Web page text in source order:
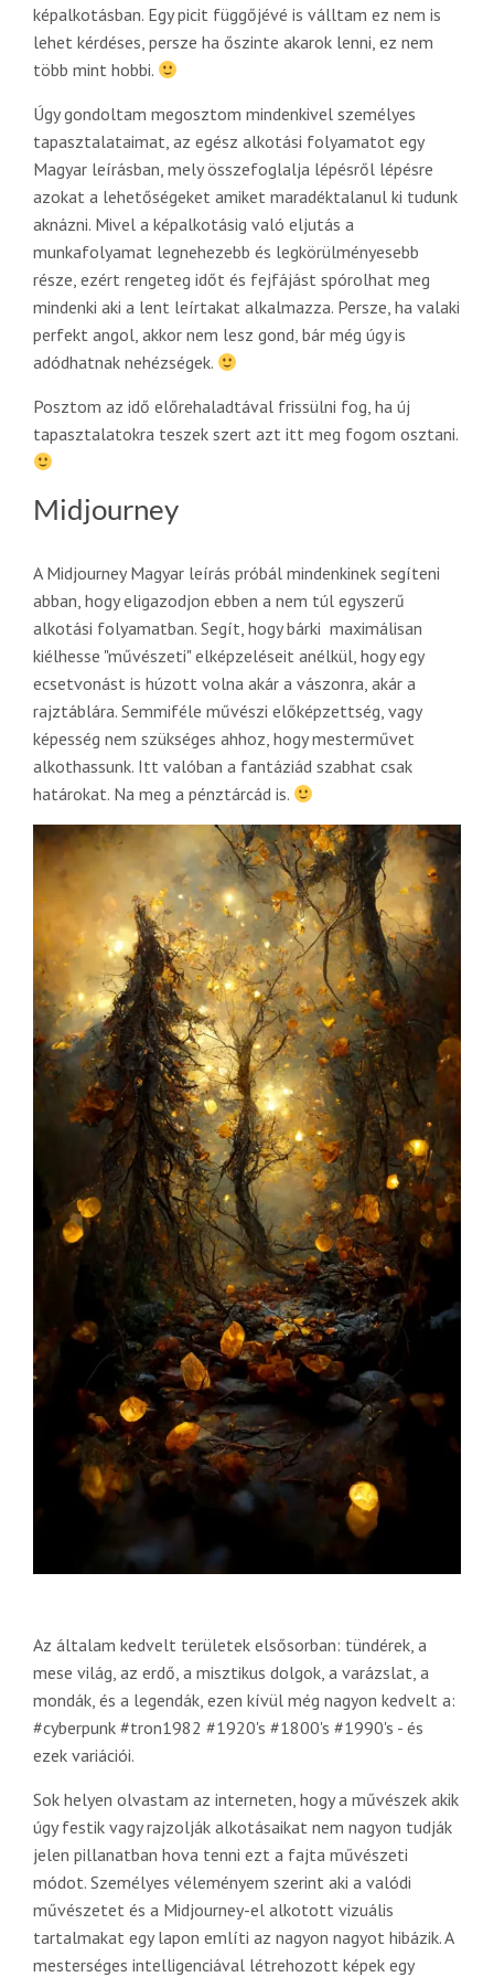
képalkotásban. Egy picit függőjévé is válltam ez nem is
lehet kérdéses, persze ha őszinte akarok lenni, ez nem
több mint hobbi.
Úgy gondoltam megosztom mindenkivel személyes
tapasztalataimat, az egész alkotási folyamatot egy
Magyar leírásban, mely összefoglalja lépésről lépésre
azokat a lehetőségeket amiket maradéktalanul ki tudunk
aknázni. Mivel a képalkotásig való eljutás a
munkafolyamat legnehezebb és legkörülményesebb
része, ezért rengeteg időt és fejfájást spórolhat meg
mindenki aki a lent leírtakat alkalmazza. Persze, ha valaki
perfekt angol, akkor nem lesz gond, bár még úgy is
adódhatnak nehézségek.
Posztom az idő előrehaladtával frissülni fog, ha új
tapasztalatokra teszek szert azt itt meg fogom osztani.
Midjourney
A Midjourney Magyar leírás próbál mindenkinek segíteni
abban, hogy eligazodjon ebben a nem túl egyszerű
alkotási folyamatban. Segít, hogy bárki maximálisan
kiélhesse "művészeti" elképzeléseit anélkül, hogy egy
ecsetvonást is húzott volna akár a vászonra, akár a
rajztáblára. Semmiféle művészi előképzettség, vagy
képesség nem szükséges ahhoz, hogy mesterművet
alkothassunk. Itt valóban a fantáziád szabhat csak
határokat. Na meg a pénztárcád is.
Az általam kedvelt területek elsősorban: tündérek, a
mese világ, az erdő, a misztikus dolgok, a varázslat, a
mondák, és a legendák, ezen kívül még nagyon kedvelt a:
#cyberpunk #tron1982 #1920's #1800's #1990's - és
ezek variációi.
Sok helyen olvastam az interneten, hogy a művészek akik
úgy festik vagy rajzolják alkotásaikat nem nagyon tudják
jelen pillanatban hova tenni ezt a fajta művészeti
módot. Személyes véleményem szerint aki a valódi
művészetet és a Midjourney-el alkotott vizuális
tartalmakat egy lapon említi az nagyon nagyot hibázik. A
mesterséges intelligenciával létrehozott képek egy